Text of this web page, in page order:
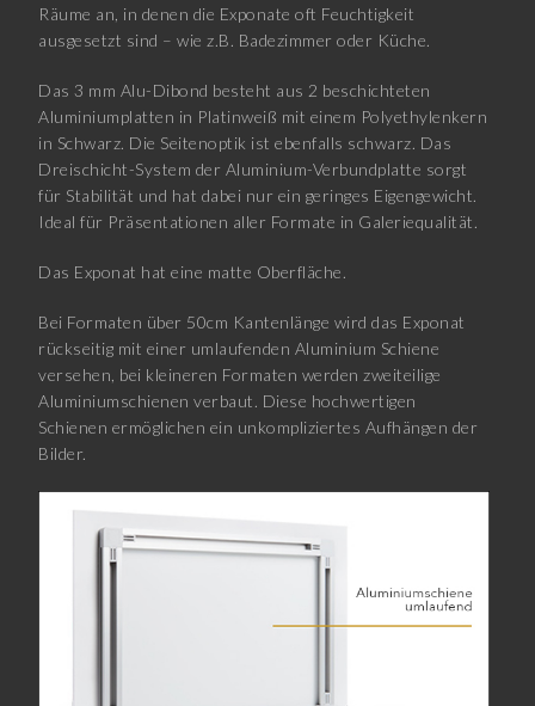
Räume an, in denen die Exponate oft Feuchtigkeit
ausgesetzt sind – wie z.B. Badezimmer oder Küche.
Das 3 mm Alu-Dibond besteht aus 2 beschichteten
Aluminiumplatten in Platinweiß mit einem Polyethylenkern
in Schwarz. Die Seitenoptik ist ebenfalls schwarz. Das
Dreischicht-System der Aluminium-Verbundplatte sorgt
für Stabilität und hat dabei nur ein geringes Eigengewicht.
Ideal für Präsentationen aller Formate in Galeriequalität.
Das Exponat hat eine matte Oberfläche.
Bei Formaten über 50cm Kantenlänge wird das Exponat
rückseitig mit einer umlaufenden Aluminium Schiene
versehen, bei kleineren Formaten werden zweiteilige
Aluminiumschienen verbaut. Diese hochwertigen
Schienen ermöglichen ein unkompliziertes Aufhängen der
Bilder.